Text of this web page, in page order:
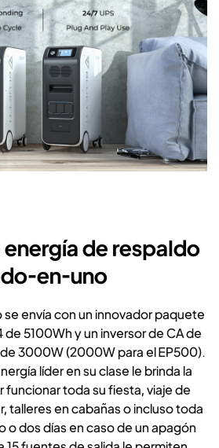
de respaldo
en-uno
se envía con un innovador paquete
5100Wh y un inversor de CA de
3000W (2000W para el EP500).
líder en su clase le brinda la
funcionar toda su fiesta, viaje de
talleres en cabañas o incluso toda
o dos días en caso de un apagón